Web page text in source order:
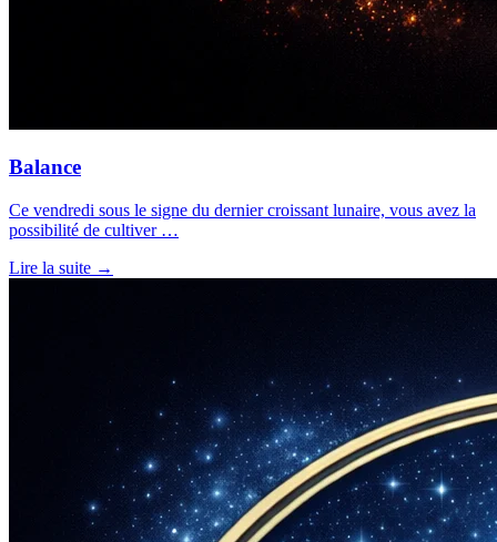
Balance
Ce vendredi sous le signe du dernier croissant lunaire, vous avez la
possibilité de cultiver …
Lire la suite →